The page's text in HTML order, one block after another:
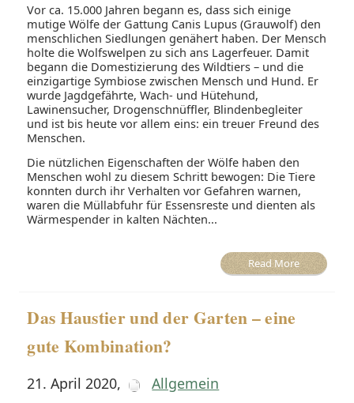
Vor ca. 15.000 Jahren begann es, dass sich einige
mutige Wölfe der Gattung Canis Lupus (Grauwolf) den
menschlichen Siedlungen genähert haben. Der Mensch
holte die Wolfswelpen zu sich ans Lagerfeuer. Damit
begann die Domestizierung des Wildtiers – und die
einzigartige Symbiose zwischen Mensch und Hund. Er
wurde Jagdgefährte, Wach- und Hütehund,
Lawinensucher, Drogenschnüffler, Blindenbegleiter
und ist bis heute vor allem eins: ein treuer Freund des
Menschen.
Die nützlichen Eigenschaften der Wölfe haben den
Menschen wohl zu diesem Schritt bewogen: Die Tiere
konnten durch ihr Verhalten vor Gefahren warnen,
waren die Müllabfuhr für Essensreste und dienten als
Wärmespender in kalten Nächten...
Read More
Das Haustier und der Garten – eine
gute Kombination?
21. April 2020, Allgemein